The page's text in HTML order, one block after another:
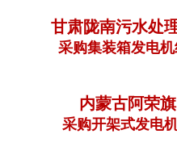
甘肃陇南污水处
采购集装箱发电机
内蒙古阿荣旗
采购开架式发电